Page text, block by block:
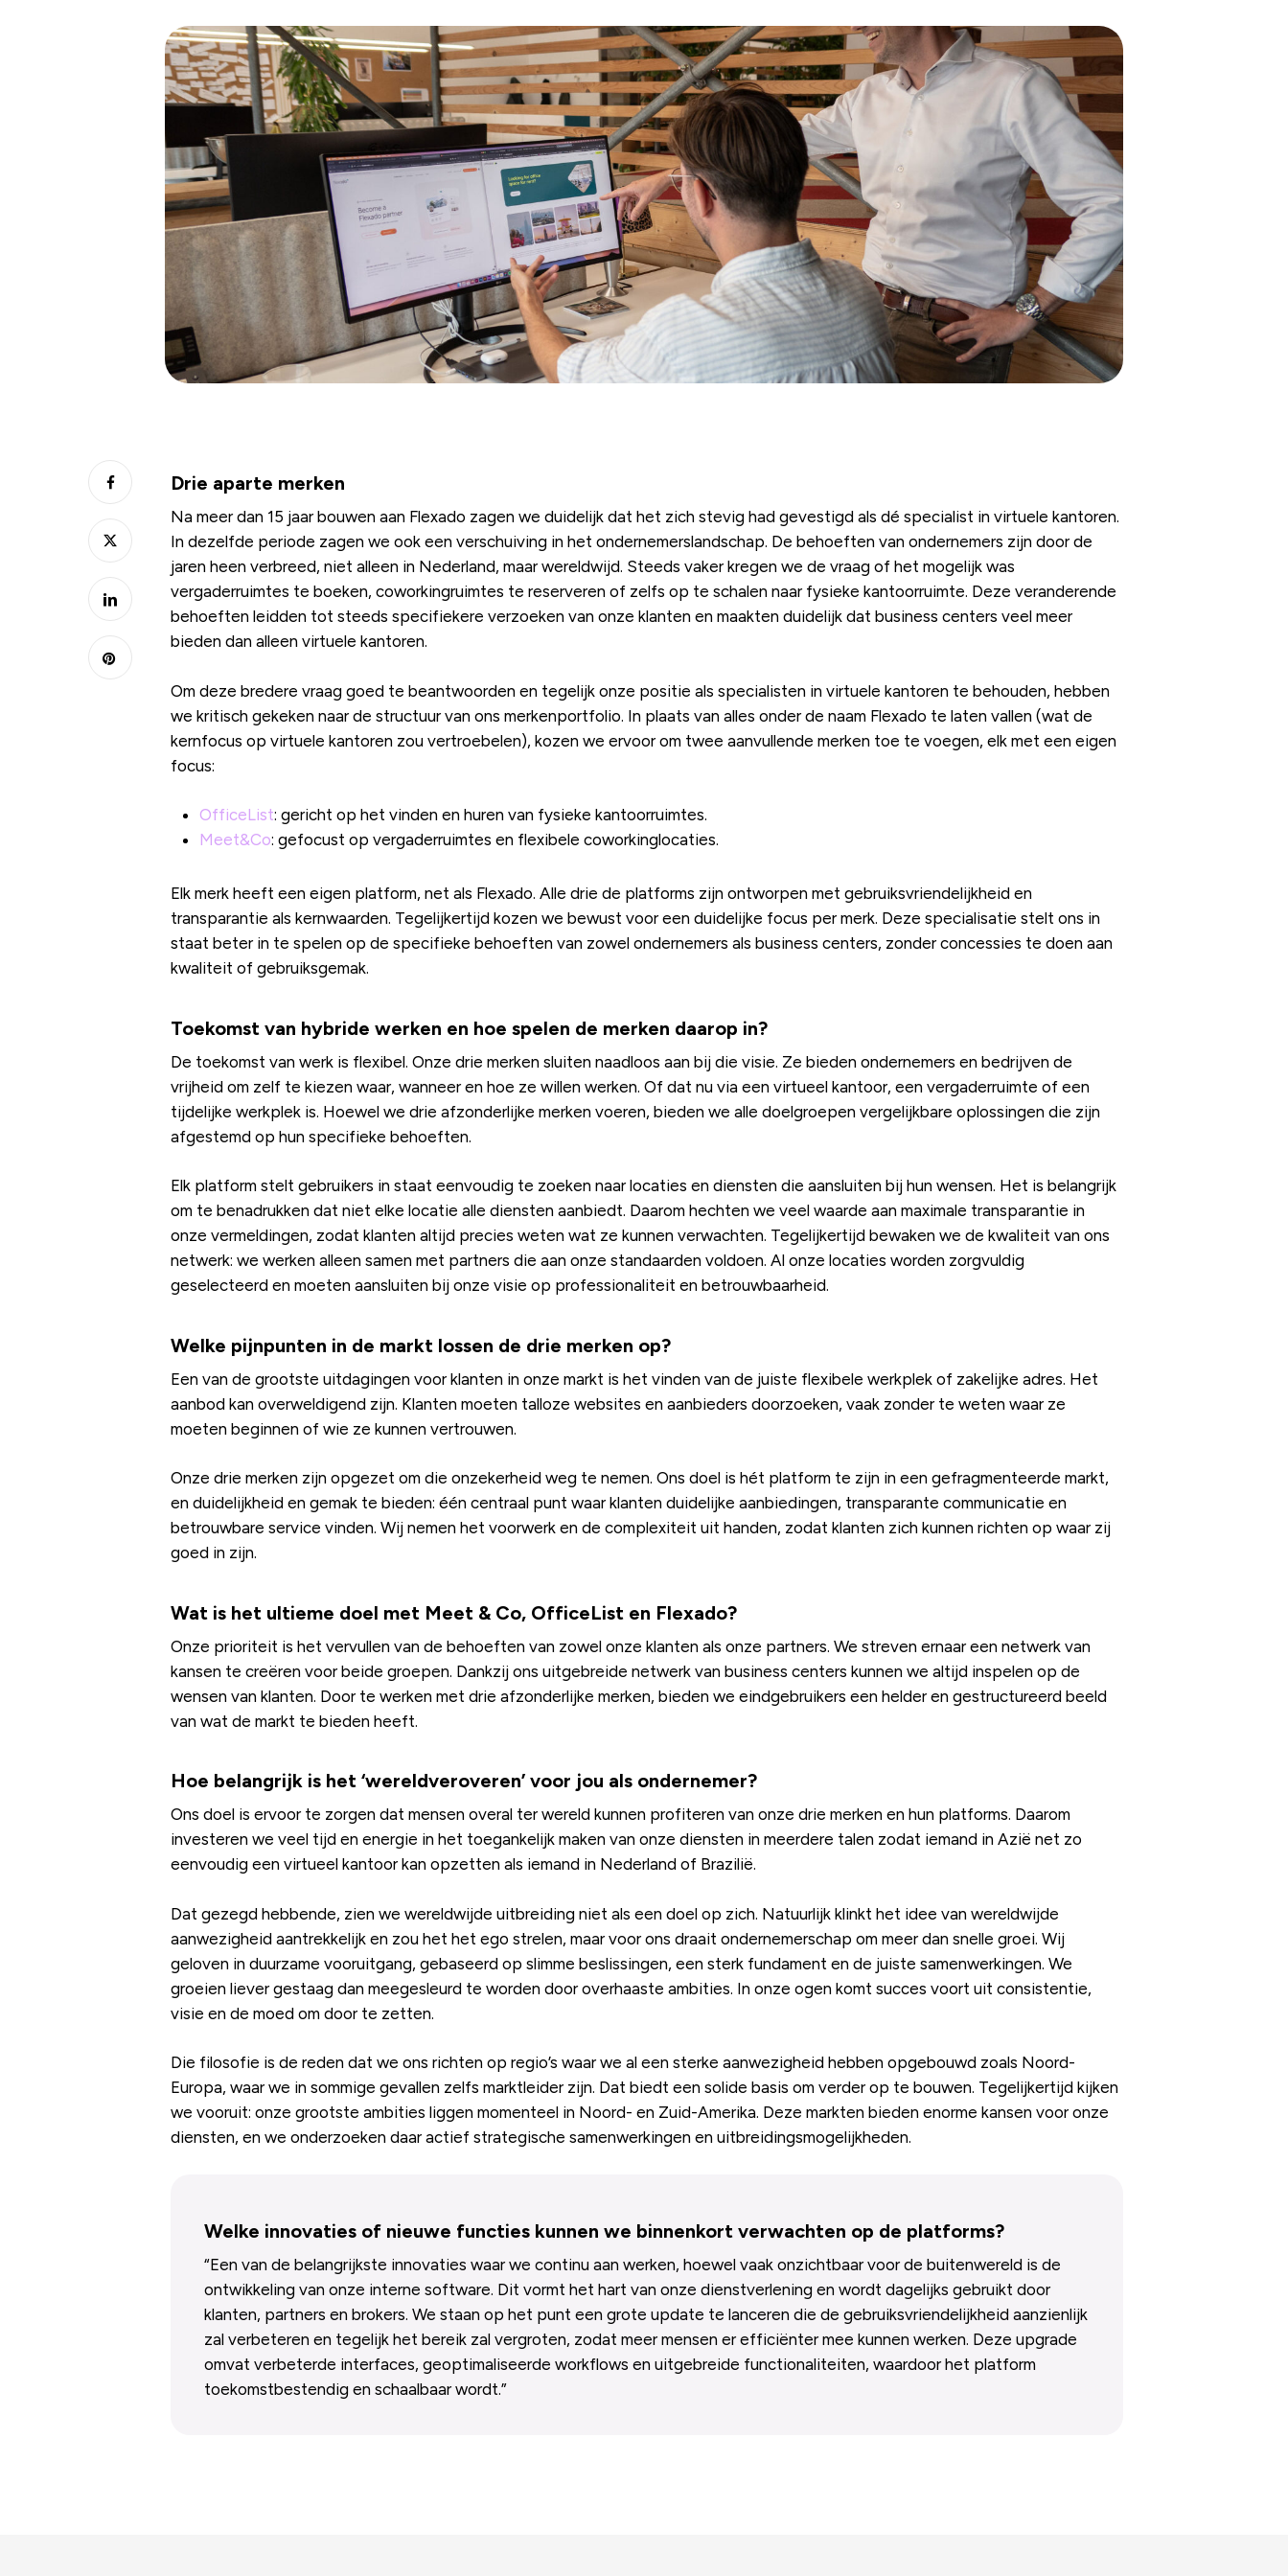
Drie aparte merken
Na meer dan 15 jaar bouwen aan Flexado zagen we duidelijk dat het zich stevig had gevestigd als dé specialist in virtuele kantoren.
In dezelfde periode zagen we ook een verschuiving in het ondernemerslandschap. De behoeften van ondernemers zijn door de
jaren heen verbreed, niet alleen in Nederland, maar wereldwijd. Steeds vaker kregen we de vraag of het mogelijk was
vergaderruimtes te boeken, coworkingruimtes te reserveren of zelfs op te schalen naar fysieke kantoorruimte. Deze veranderende
behoeften leidden tot steeds specifiekere verzoeken van onze klanten en maakten duidelijk dat business centers veel meer
bieden dan alleen virtuele kantoren.
Om deze bredere vraag goed te beantwoorden en tegelijk onze positie als specialisten in virtuele kantoren te behouden, hebben
we kritisch gekeken naar de structuur van ons merkenportfolio. In plaats van alles onder de naam Flexado te laten vallen (wat de
kernfocus op virtuele kantoren zou vertroebelen), kozen we ervoor om twee aanvullende merken toe te voegen, elk met een eigen
focus:
OfficeList: gericht op het vinden en huren van fysieke kantoorruimtes.
Meet&Co: gefocust op vergaderruimtes en flexibele coworkinglocaties.
Elk merk heeft een eigen platform, net als Flexado. Alle drie de platforms zijn ontworpen met gebruiksvriendelijkheid en
transparantie als kernwaarden. Tegelijkertijd kozen we bewust voor een duidelijke focus per merk. Deze specialisatie stelt ons in
staat beter in te spelen op de specifieke behoeften van zowel ondernemers als business centers, zonder concessies te doen aan
kwaliteit of gebruiksgemak.
Toekomst van hybride werken en hoe spelen de merken daarop in?
De toekomst van werk is flexibel. Onze drie merken sluiten naadloos aan bij die visie. Ze bieden ondernemers en bedrijven de
vrijheid om zelf te kiezen waar, wanneer en hoe ze willen werken. Of dat nu via een virtueel kantoor, een vergaderruimte of een
tijdelijke werkplek is. Hoewel we drie afzonderlijke merken voeren, bieden we alle doelgroepen vergelijkbare oplossingen die zijn
afgestemd op hun specifieke behoeften.
Elk platform stelt gebruikers in staat eenvoudig te zoeken naar locaties en diensten die aansluiten bij hun wensen. Het is belangrijk
om te benadrukken dat niet elke locatie alle diensten aanbiedt. Daarom hechten we veel waarde aan maximale transparantie in
onze vermeldingen, zodat klanten altijd precies weten wat ze kunnen verwachten. Tegelijkertijd bewaken we de kwaliteit van ons
netwerk: we werken alleen samen met partners die aan onze standaarden voldoen. Al onze locaties worden zorgvuldig
geselecteerd en moeten aansluiten bij onze visie op professionaliteit en betrouwbaarheid.
Welke pijnpunten in de markt lossen de drie merken op?
Een van de grootste uitdagingen voor klanten in onze markt is het vinden van de juiste flexibele werkplek of zakelijke adres. Het
aanbod kan overweldigend zijn. Klanten moeten talloze websites en aanbieders doorzoeken, vaak zonder te weten waar ze
moeten beginnen of wie ze kunnen vertrouwen.
Onze drie merken zijn opgezet om die onzekerheid weg te nemen. Ons doel is hét platform te zijn in een gefragmenteerde markt,
en duidelijkheid en gemak te bieden: één centraal punt waar klanten duidelijke aanbiedingen, transparante communicatie en
betrouwbare service vinden. Wij nemen het voorwerk en de complexiteit uit handen, zodat klanten zich kunnen richten op waar zij
goed in zijn.
Wat is het ultieme doel met Meet & Co, OfficeList en Flexado?
Onze prioriteit is het vervullen van de behoeften van zowel onze klanten als onze partners. We streven ernaar een netwerk van
kansen te creëren voor beide groepen. Dankzij ons uitgebreide netwerk van business centers kunnen we altijd inspelen op de
wensen van klanten. Door te werken met drie afzonderlijke merken, bieden we eindgebruikers een helder en gestructureerd beeld
van wat de markt te bieden heeft.
Hoe belangrijk is het ‘wereldveroveren’ voor jou als ondernemer?
Ons doel is ervoor te zorgen dat mensen overal ter wereld kunnen profiteren van onze drie merken en hun platforms. Daarom
investeren we veel tijd en energie in het toegankelijk maken van onze diensten in meerdere talen zodat iemand in Azië net zo
eenvoudig een virtueel kantoor kan opzetten als iemand in Nederland of Brazilië.
Dat gezegd hebbende, zien we wereldwijde uitbreiding niet als een doel op zich. Natuurlijk klinkt het idee van wereldwijde
aanwezigheid aantrekkelijk en zou het het ego strelen, maar voor ons draait ondernemerschap om meer dan snelle groei. Wij
geloven in duurzame vooruitgang, gebaseerd op slimme beslissingen, een sterk fundament en de juiste samenwerkingen. We
groeien liever gestaag dan meegesleurd te worden door overhaaste ambities. In onze ogen komt succes voort uit consistentie,
visie en de moed om door te zetten.
Die filosofie is de reden dat we ons richten op regio’s waar we al een sterke aanwezigheid hebben opgebouwd zoals Noord-
Europa, waar we in sommige gevallen zelfs marktleider zijn. Dat biedt een solide basis om verder op te bouwen. Tegelijkertijd kijken
we vooruit: onze grootste ambities liggen momenteel in Noord- en Zuid-Amerika. Deze markten bieden enorme kansen voor onze
diensten, en we onderzoeken daar actief strategische samenwerkingen en uitbreidingsmogelijkheden.
Welke innovaties of nieuwe functies kunnen we binnenkort verwachten op de platforms?
“Een van de belangrijkste innovaties waar we continu aan werken, hoewel vaak onzichtbaar voor de buitenwereld is de
ontwikkeling van onze interne software. Dit vormt het hart van onze dienstverlening en wordt dagelijks gebruikt door
klanten, partners en brokers. We staan op het punt een grote update te lanceren die de gebruiksvriendelijkheid aanzienlijk
zal verbeteren en tegelijk het bereik zal vergroten, zodat meer mensen er efficiënter mee kunnen werken. Deze upgrade
omvat verbeterde interfaces, geoptimaliseerde workflows en uitgebreide functionaliteiten, waardoor het platform
toekomstbestendig en schaalbaar wordt.”